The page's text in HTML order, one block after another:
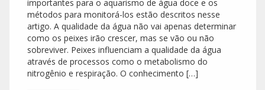
importantes para o aquarismo de água doce e os
métodos para monitorá-los estão descritos nesse
artigo. A qualidade da água não vai apenas determinar
como os peixes irão crescer, mas se vão ou não
sobreviver. Peixes influenciam a qualidade da água
através de processos como o metabolismo do
nitrogênio e respiração. O conhecimento […]